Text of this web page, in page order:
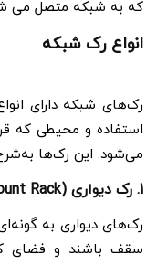
که به شبکه متصل می
انواع رک شبکه
رک‌های شبکه دارای
استفاده و محیطی که
می‌شود. این رک‌ها به‌شرح
1. رک‌ دیواری (Wall-Mount Rack):
رک‌های دیواری به
سقف باشند و فضای